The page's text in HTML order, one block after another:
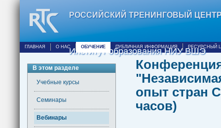
РОССИЙСКИЙ ТРЕНИНГОВЫЙ
Институт образования НИУ ВШЭ
ГЛАВНАЯ О НАС ОБУЧЕНИЕ ПУБЛИЧНАЯ ИНФОРМАЦИЯ РЕСУРСНЫЙ
В этом разделе
Учебные курсы
Семинары
Вебинары
опыт стран
часов)